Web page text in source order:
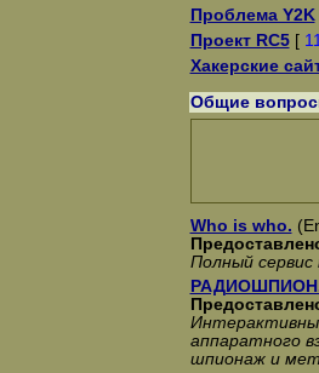
Проблема Y2K
Проект RC5[
Хакерские
Общие
Who is who.
Полный сервис
аппаратного
шпионаж и